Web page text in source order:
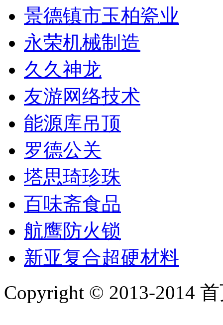
景德镇市玉柏瓷业
永荣机械制造
久久神龙
友游网络技术
能源库吊顶
罗德公关
塔思琦珍珠
百味斋食品
航鹰防火锁
新亚复合超硬材料
Copyright © 2013-2014